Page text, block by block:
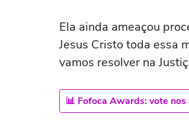
Ela ainda ameaçou
Jesus Cristo toda essa
vamos resolver na
📊 Fofoca Awards: vote